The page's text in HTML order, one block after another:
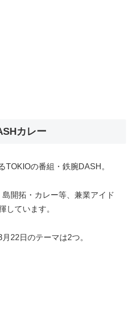
カレー
TOKIOの番組・鉄腕DASH。
開拓・カレー等、兼業アイド
しています。
22日のテーマは2つ。